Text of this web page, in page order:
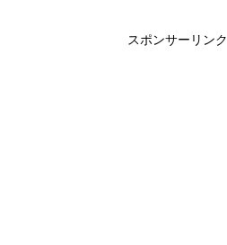
スポンサーリンク